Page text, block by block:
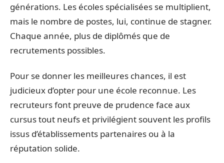
générations. Les écoles spécialisées se multiplient,
mais le nombre de postes, lui, continue de stagner.
Chaque année, plus de diplômés que de
recrutements possibles.
Pour se donner les meilleures chances, il est
judicieux d’opter pour une école reconnue. Les
recruteurs font preuve de prudence face aux
cursus tout neufs et privilégient souvent les profils
issus d’établissements partenaires ou à la
réputation solide.